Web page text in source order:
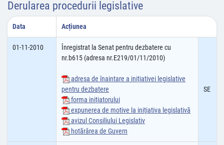
Derularea procedurii legislative
Data Acțiunea
01-11-2010
Înregistrat la Senat pentru dezbatere cu
nr.b615 (adresa nr.E219/01/11/2010)
adresa de înaintare a iniţiativei legislative
pentru dezbatere
forma iniţiatorului
expunerea de motive la iniţiativa legislativă
avizul Consiliului Legislativ
hotărârea de Guvern
SE